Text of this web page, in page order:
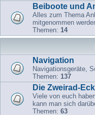
Beiboote und
Alles zum Thema
mitgenommen
Themen: 14
Navigation
Navigationsgeräte,
Themen: 137
Die Zweirad-
Viele von euch
kann man sich
Themen: 63